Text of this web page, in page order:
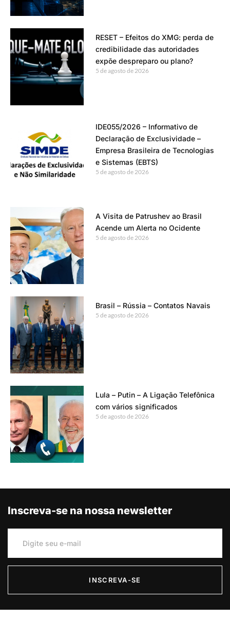
RESET – Efeitos do XMG: perda de
credibilidade das autoridades
expõe despreparo ou plano?
5 de agosto de 2026
IDE055/2026 – Informativo de
Declaração de Exclusividade –
Empresa Brasileira de Tecnologias
e Sistemas (EBTS)
5 de agosto de 2026
A Visita de Patrushev ao Brasil
Acende um Alerta no Ocidente
5 de agosto de 2026
Brasil – Rússia – Contatos Navais
5 de agosto de 2026
Lula – Putin – A Ligação Telefônica
com vários significados
5 de agosto de 2026
Inscreva-se na nossa newsletter
INSCREVA-SE